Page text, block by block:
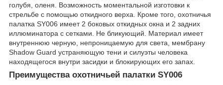
голубя, оленя. Возможность моментальной изготовки к
стрельбе с помощью откидного верха. Кроме того, охотничья
палатка SY006 имеет 2 боковых откидных окна и 2 задних
иллюминатора с сетками. Не бликующий. Материал имеет
внутреннюю черную, непроницаемую для света, мембрану
Shadow Guard устраняющую тени и силуэты человека
находящегося внутри засидки и блокирующих его запах.
Преимущества охотничьей палатки SY006